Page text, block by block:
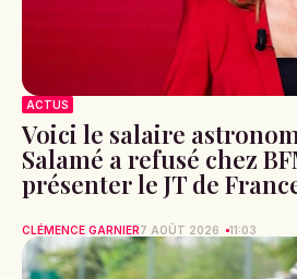
ACTUS
Voici le salaire
Salamé a refusé chez
présenter le JT de
CLÉMENCE GARNIER7 AOÛT 2026 11:03